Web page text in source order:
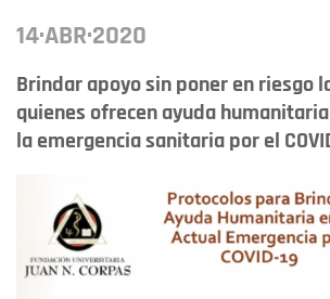
14·ABR·2020
Brindar apoyo sin poner en riesgo
quienes ofrecen ayuda
la emergencia sanitaria por el